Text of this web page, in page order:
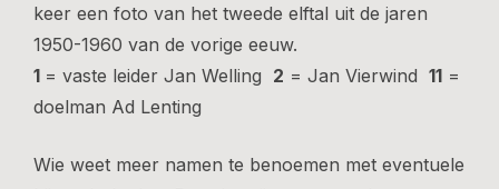
keer een foto van het tweede elftal uit de jaren
1950-1960 van de vorige eeuw.
1 = vaste leider Jan Welling 2 = Jan Vierwind 11 =
doelman Ad Lenting
Wie weet meer namen te benoemen met eventuele